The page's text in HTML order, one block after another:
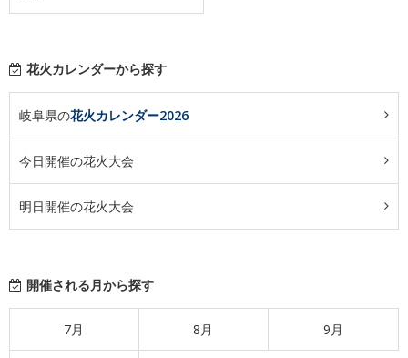
花火カレンダーから探す
岐阜県の花火カレンダー2026
今日開催の花火大会
明日開催の花火大会
開催される月から探す
7月 8月 9月